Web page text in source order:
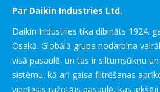
Par Daikin Industries Ltd.
Daikin Industries tika dibināts 1924.
Osakā. Globālā grupa nodarbina
visā pasaulē, un tas ir siltumsūkņu
sistēmu, kā arī gaisa filtrēšanas
vienīgais ražotājs pasaulē, kas